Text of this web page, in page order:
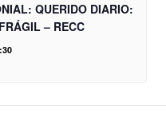
QUERIDO DIARIO:
– RECC